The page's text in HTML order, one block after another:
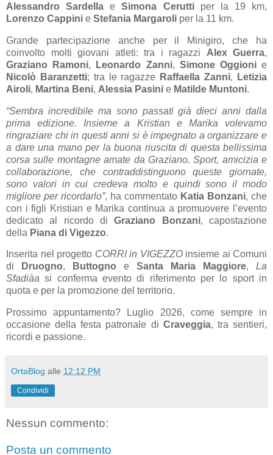
Alessandro Sardella eSimona Ceruttiper la 19 km,
Lorenzo Cappini e Stefania Margaroli per la 11 km.
Grande partecipazione anche per il Minigiro, che ha
coinvolto molti giovani atleti: tra i ragazzi Alex Guerra,
Graziano Ramoni, Leonardo Zanni, Simone Oggionie
Nicolò Baranzetti; tra le ragazze Raffaella Zanni,
Letizia
Airoli, Martina Beni, Alessia Pasini e Matilde Muntoni.
“Sembra incredibile ma sono passati già dieci anni dalla
prima edizione. Insieme a Kristian e Marika volevamo
ringraziare chi in questi anni si è impegnato a organizzare e
a dare una mano per la buona riuscita di questa bellissima
corsa sulle montagne amate da Graziano. Sport, amicizia e
collaborazione, che contraddistinguono queste giornate,
sono valori in cui credeva molto e quindi sono il modo
migliore per ricordarlo”, ha commentato Katia Bonzani, che
con i figli Kristian e Marika continua a promuovere l’evento
dedicato al ricordo diGraziano Bonzani, capostazione
della Piana di Vigezzo.
Inserita nel progetto CORRI in VIGEZZOinsieme ai Comuni
di
Druogno, Buttogno e Santa Maria Maggiore, La
Sfadiàa si conferma evento di riferimento per lo sport in
quota e per la promozione del territorio.
Prossimo appuntamento? Luglio 2026, come sempre in
occasione della festa patronale di Craveggia, tra sentieri,
ricordi e passione.
OrtaBlog alle 12:12 PM
Condividi
Nessun commento:
Posta un commento